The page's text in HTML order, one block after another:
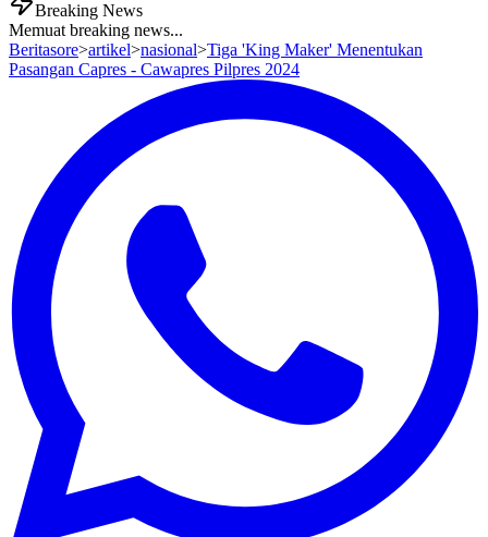
Breaking News
Memuat breaking news...
Beritasore>artikel>nasional>Tiga 'King Maker' Menentukan
Pasangan Capres - Cawapres Pilpres 2024